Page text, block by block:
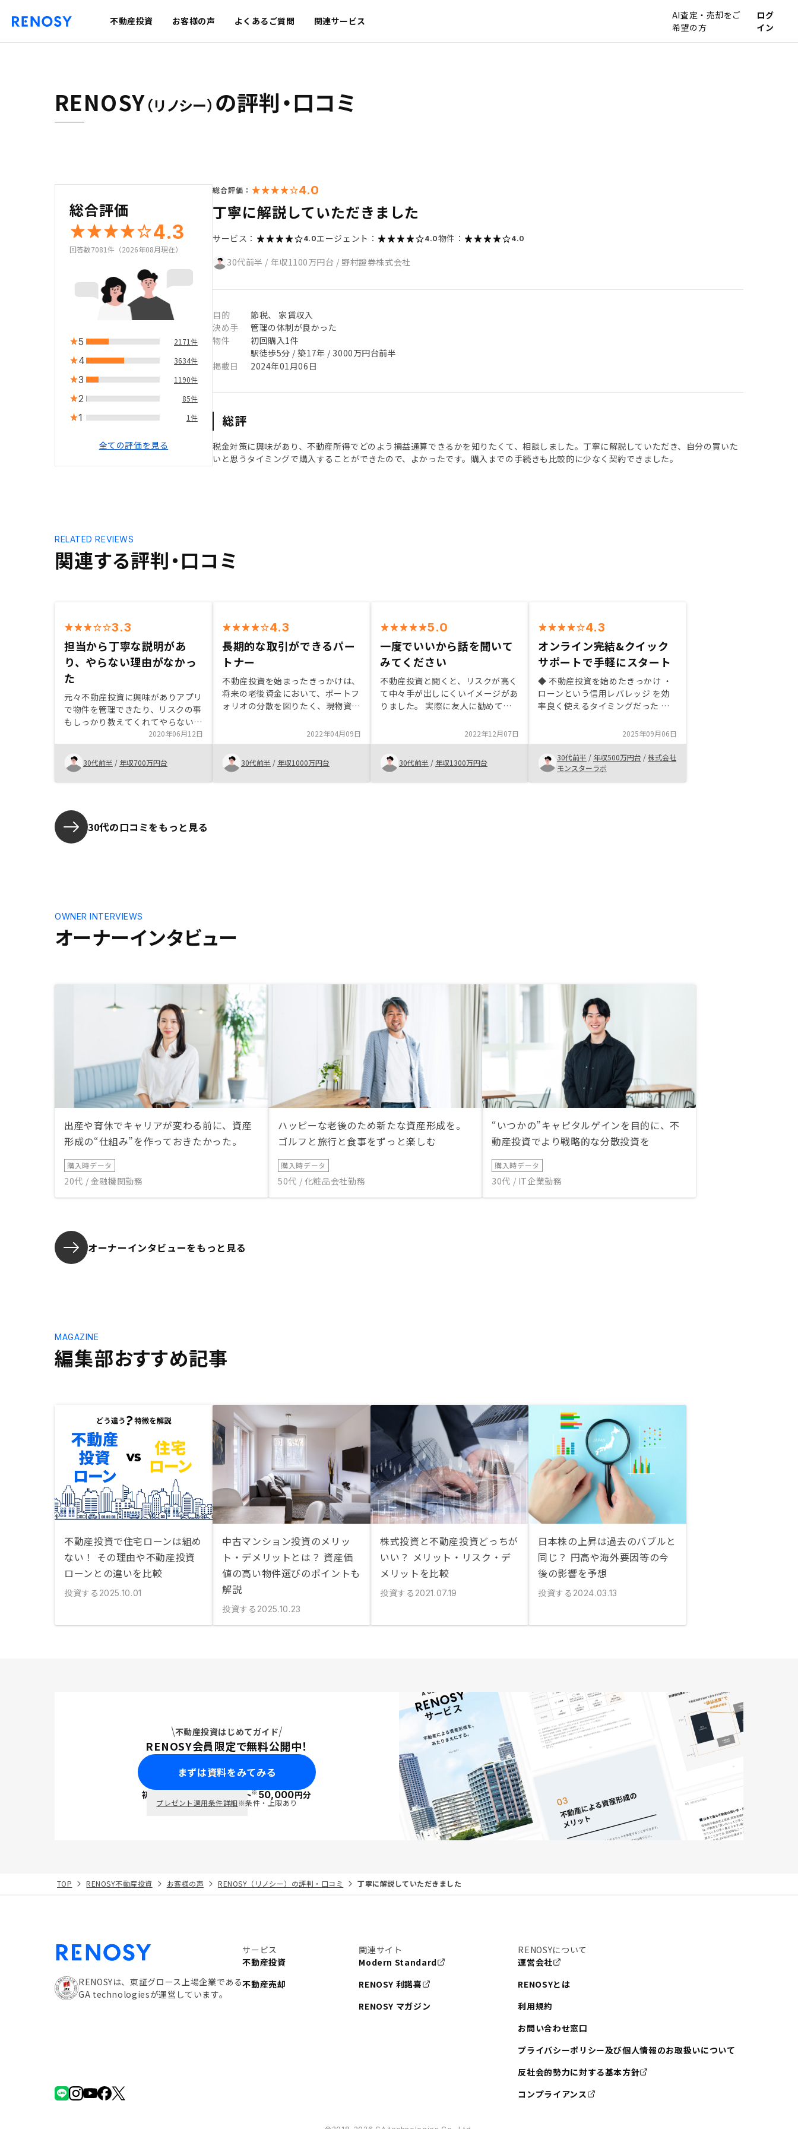
不動産投資 お客様の声 よくあるご質問 関連サービス
AI査定・売却をご
希望の方
ログ
イン
RENOSY（リノシー） の評判・口コミ
総合評価
4.3
回答数7081件（2026年08月現在）
5 2171件
4 3634件
3 1190件
2 85件
1 1件
全ての評価を見る
総合評価： 4.0
丁寧に解説していただきました
サービス： 4.0エージェント： 4.0物件： 4.0
30代前半 / 年収1100万円台 /野村證券株式会社
目的
節税、 家賃収入
決め手
管理の体制が良かった
物件
初回購入1件
駅徒歩5分 / 築17年 / 3000万円台前半
掲載日
2024年01月06日
総評
税金対策に興味があり、不動産所得でどのよう損益通算できるかを知りたくて、相談しました。丁寧に解説していただき、自分の買いた
いと思うタイミングで購入することができたので、よかったです。購入までの手続きも比較的に少なく契約できました。
関連する評判・口コミ
RELATED REVIEWS
3.3
担当から丁寧な説明があ
り、やらない理由がなかっ
た
元々不動産投資に興味がありアプリ
で物件を管理できたり、リスクの事
もしっかり教えてくれてやらない理
由がほとんどなく始めることができ
ました。
2020年06月12日
30代前半 / 年収700万円台
4.3
長期的な取引ができるパー
トナー
不動産投資を始まったきっかけは、
将来の老後資金において、ポートフ
ォリオの分散を図りたく、現物資産
めたきっかけは、データを駆使した
物件選定方法や、DXを使ったプロ
セスの簡略化、アプリを活用した管
理の見える化や簡便さ、会社として
の成長性等、長期にわたって取引で
2022年04月09日
30代前半 / 年収1000万円台
5.0
一度でいいから話を聞いて
みてください
不動産投資と聞くと、リスクが高く
て中々手が出しにくいイメージがあ
りました。 実際に友人に勧めて
聞かずに辞めておくと言われたこと
が何度もあります。。 実際に
RENOSYで話を聞くまでは私もそう
思っていましたが、自分に合ったプ
ランを選べればリスクは許容できる
2022年12月07日
30代前半 / 年収1300万円台
4.3
オンライン完結&クイック
サポートで手軽にスタート
◆ 不動産投資を始めたきっかけ ・
ローンという信用レバレッジ を効
率良く使えるタイミングだった ・
一部ポートフォリオに組み込みたか
った ◆ RENOSY で購入を決めた理
由 ・想定利回りと空室リスクが 自
分の許容範囲内 に収まっていた ・
管理体制（入居付け・家賃保証・修
いったことをしてもらえると助かり
アプリはほとんど使わず、LINEの
メッセージとWebマイページでの
ステータス確認がメインでした。ま
た、電話はほとんど出ないので、そ
のフローをやめるか、もしくは連絡
先を登録してもらう場面を用意した
ほうがよさそうです。
2025年09月06日
30代前半 / 年収500万円台 /株式会社
モンスターラボ
30代の口コミをもっと見る
オーナーインタビュー
OWNER INTERVIEWS
出産や育休でキャリアが変わる前に、資産
形成の“仕組み”を作っておきたかった。
購入時データ
20代 / 金融機関勤務
ハッピーな老後のため新たな資産形成を。
ゴルフと旅行と食事をずっと楽しむ
購入時データ
50代 / 化粧品会社勤務
“いつかの”キャピタルゲインを目的に、不
動産投資でより戦略的な分散投資を
購入時データ
30代 / IT企業勤務
オーナーインタビューをもっと見る
編集部おすすめ記事
MAGAZINE
不動産投資で住宅ローンは組め
ない！ その理由や不動産投資
ローンとの違いを比較
投資する 2025.10.01
中古マンション投資のメリッ
ト・デメリットとは？ 資産価
値の高い物件選びのポイントも
解説
投資する 2025.10.23
株式投資と不動産投資どっちが
いい？ メリット・リスク・デ
メリットを比較
投資する 2021.07.19
日本株の上昇は過去のバブルと
同じ？ 円高や海外要因等の今
後の影響を予想
投資する 2024.03.13
不動産投資はじめてガイド
RENOSY会員限定で無料公開中！
まずは資料をみてみる
初回面談で ポイント※50,000円分
プレゼント適用条件詳細※条件・上限あり
TOP RENOSY不動産投資 お客様の声 RENOSY（リノシー）の評判・口コミ 丁寧に解説していただきました
RENOSYは、東証グロース上場企業である
GA technologiesが運営しています。
サービス
不動産投資
不動産売却
関連サイト
Modern Standard
RENOSY 利諾喜
RENOSY マガジン
RENOSYについて
運営会社
RENOSYとは
利用規約
お問い合わせ窓口
プライバシーポリシー及び個人情報のお取扱いについて
反社会的勢力に対する基本方針
コンプライアンス